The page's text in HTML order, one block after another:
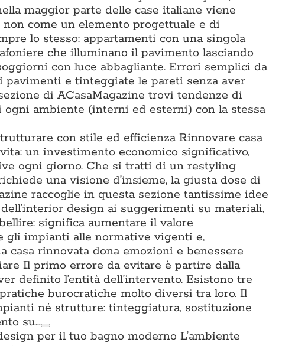
maggior parte delle case italiane viene
come un elemento progettuale e di
lo stesso: appartamenti con una singola
che illuminano il pavimento lasciando
con luce abbagliante. Errori semplici da
e tinteggiate le pareti senza aver
di ACasaMagazine trovi tendenze di
ambiente (interni ed esterni) con la stessa
con stile ed efficienza Rinnovare casa
un investimento economico significativo,
ogni giorno. Che si tratti di un restyling
una visione d’insieme, la giusta dose di
raccoglie in questa sezione tantissime idee
design ai suggerimenti su materiali,
significa aumentare il valore
gli impianti alle normative vigenti e,
casa rinnovata dona emozioni e benessere
Il primo errore da evitare è partire dalla
definito l’entità dell’intervento. Esistono tre
burocratiche molto diversi tra loro. Il
né strutture: tinteggiatura, sostituzione
su…
per il tuo bagno moderno L’ambiente